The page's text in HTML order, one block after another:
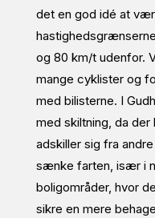
det en god idé at
og 80 km/t udenfor.
mange cyklister og
med bilisterne. I
med skiltning, da
adskiller sig fra
sænke farten, især i
boligområder, hvor
sikre en mere